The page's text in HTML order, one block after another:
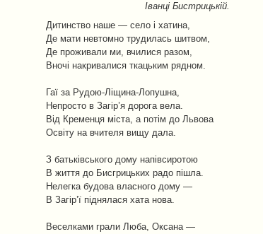
Іванці Бистрицькій.
Дитинство наше — село і хатина,
Де мати невтомно трудилась шитвом,
Де проживали ми, вчилися разом,
Вночі накривалися ткацьким рядном.
Гаї за Рудою-Ліщина-Лопушна,
Непросто в Загір’я дорога вела.
Від Кременця міста, а потім до Львова
Освіту на вчителя вищу дала.
З батьківського дому напівсиротою
В життя до Бисгрицьких радо пішла.
Нелегка будова власного дому —
В Загір’ї піднялася хата нова.
Веселками грали Люба, Оксана —